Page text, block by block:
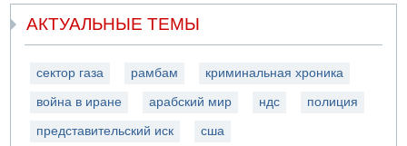
АКТУАЛЬНЫЕ ТЕМЫ
сектор газа рамбам криминальная хроника
война в иране арабский мир ндс полиция
представительский иск сша